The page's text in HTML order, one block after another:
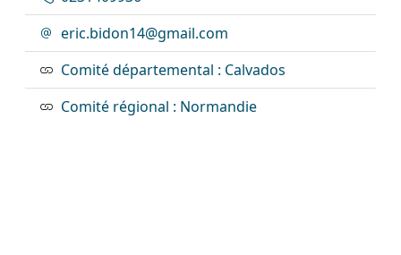
eric.bidon14@gmail.com
Comité départemental : Calvados
Comité régional : Normandie